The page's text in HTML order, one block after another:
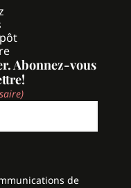
Abonnez-vous
de